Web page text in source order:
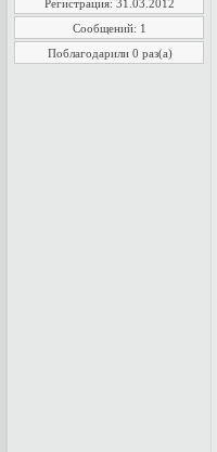
Регистрация: 31.03.2012
Сообщений: 1
Поблагодарили 0 раз(а)